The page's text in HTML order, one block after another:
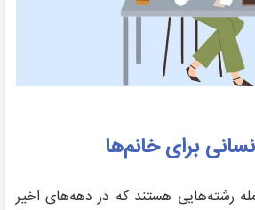
برای خانم‌ها
رشته‌هایی هستند که در دهه‌های اخیر